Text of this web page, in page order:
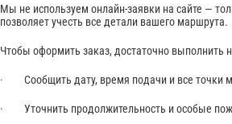
Мы не используем онлайн-заявки на сайте —
позволяет учесть все детали вашего маршрута.
Чтобы оформить заказ, достаточно выполнить
· Сообщить дату, время подачи и все точки
· Уточнить продолжительность и особые